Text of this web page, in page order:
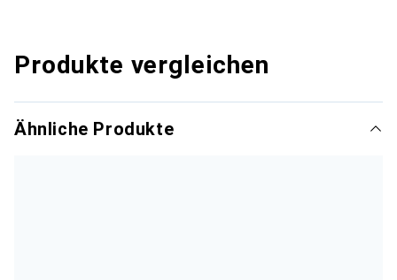
Produkte vergleichen
Ähnliche Produkte